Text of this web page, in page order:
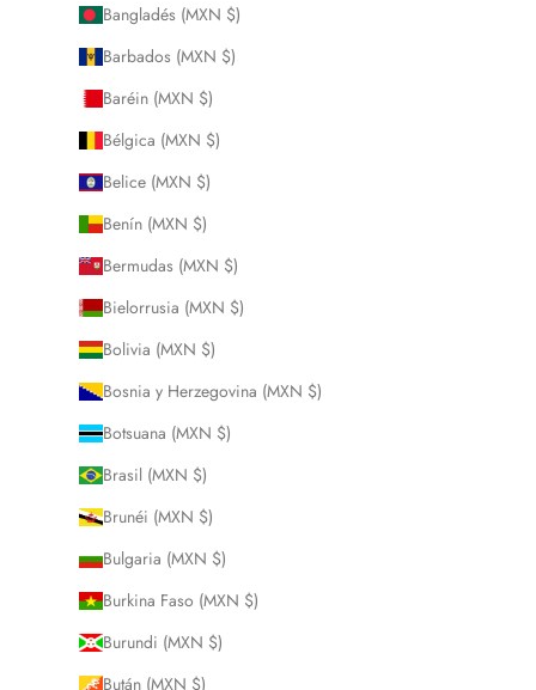
Bangladés (MXN $)
Barbados (MXN $)
Baréin (MXN $)
Bélgica (MXN $)
Belice (MXN $)
Benín (MXN $)
Bermudas (MXN $)
Bielorrusia (MXN $)
Bolivia (MXN $)
Bosnia y Herzegovina (MXN $)
Botsuana (MXN $)
Brasil (MXN $)
Brunéi (MXN $)
Bulgaria (MXN $)
Burkina Faso (MXN $)
Burundi (MXN $)
Bután (MXN $)